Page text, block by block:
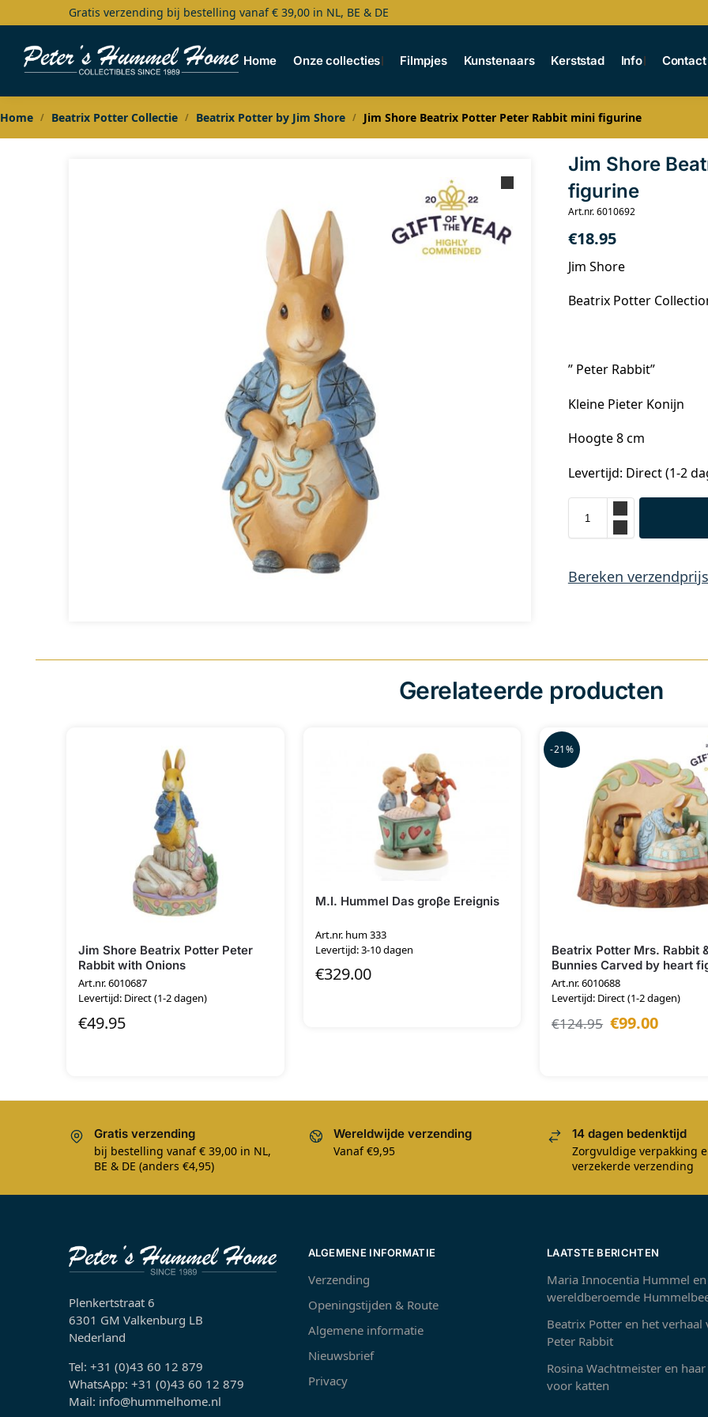
Gratis verzending bij bestelling vanaf € 39,00 in NL, BE & DE
Home Onze collecties Filmpjes Kunstenaars Kerststad Info Contact
Search
Home / Beatrix Potter Collectie / Beatrix Potter by Jim Shore / Jim Shore Beatrix Potter Peter Rabbit mini figurine
Jim Shore
figurine
Art.nr. 6010692
€18.95
Jim Shore
Beatrix Potter
” Peter Rabbit”
Kleine Pieter Konijn
Hoogte 8 cm
Levertijd: Direct (1-2
Bereken verzendprijs
Gerelateerde producten
Jim Shore Beatrix Potter Peter
Rabbit with Onions
Art.nr. 6010687
Levertijd: Direct (1-2 dagen)
€49.95
M.I. Hummel Das groβe Ereignis
Art.nr. hum 333
Levertijd: 3-10 dagen
€329.00
-21%
Beatrix Potter Mrs. Rabbit
Bunnies Carved by heart
Art.nr. 6010688
Levertijd: Direct (1-2 dagen)
€124.95 €99.00
Gratis verzending
bij bestelling vanaf € 39,00 in NL,
BE & DE (anders €4,95)
Wereldwijde verzending
Vanaf €9,95
14 dagen bedenktijd
Zorgvuldige verpakking
verzekerde verzending
Plenkertstraat 6
6301 GM Valkenburg LB
Nederland
Tel: +31 (0)43 60 12 879
WhatsApp: +31 (0)43 60 12 879
Mail: info@hummelhome.nl
ALGEMENE INFORMATIE
Verzending
Openingstijden & Route
Algemene informatie
Nieuwsbrief
Privacy
LAATSTE BERICHTEN
Maria Innocentia Hummel
wereldberoemde
Beatrix Potter en het verhaal
Peter Rabbit
Rosina Wachtmeister en
voor katten